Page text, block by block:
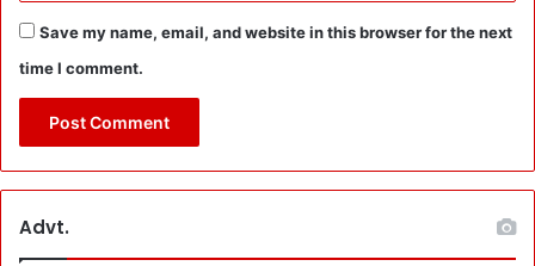
i
y
गो
ले
ने
र
Save my name, email, and website in this browser for the next
time I comment.
Advt.